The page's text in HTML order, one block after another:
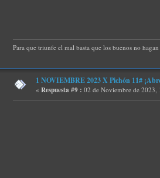
Para que triunfe el mal basta que los buenos no
1 NOVIEMBRE 2023 X Pichón 11#
« Respuesta #9 : 02 de Noviembre de 2023,